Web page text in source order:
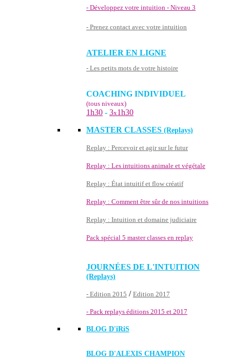
- Développez votre intuition - Niveau 3
- Prenez contact avec votre intuition
ATELIER EN LIGNE
- Les petits mots de votre histoire
COACHING INDIVIDUEL
(tous niveaux)
1h30 - 3x1h30
MASTER CLASSES (Replays)
Replay : Percevoir et agir sur le futur
Replay : Les intuitions animale et végétale
Replay : État intuitif et flow créatif
Replay : Comment être sûr de nos intuitions
Replay : Intuition et domaine judiciaire
Pack spécial 5 master classes en replay
JOURNÉES DE L'INTUITION
(Replays)
- Edition 2015 / Edition 2017
- Pack replays éditions 2015 et 2017
BLOG D'iRiS
BLOG D'ALEXIS CHAMPION